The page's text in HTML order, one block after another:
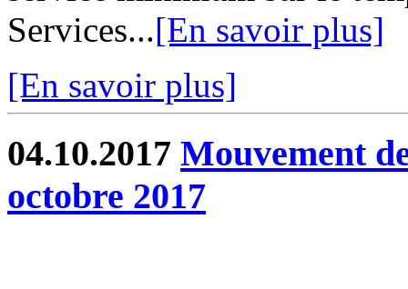
Services...[En savoir plus]
[En savoir plus]
04.10.2017 Mouvement
octobre 2017